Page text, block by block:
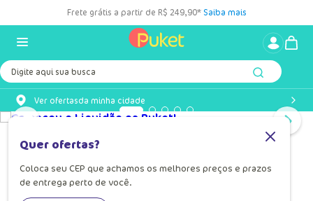
Frete grátis a partir de R$ 249,90* Saiba mais
Digite aqui sua busca
Ver ofertasda minha cidade
Quer ofertas?
Coloca seu CEP que achamos os melhores preços e prazos
de entrega perto de você.
Confira seu cashback